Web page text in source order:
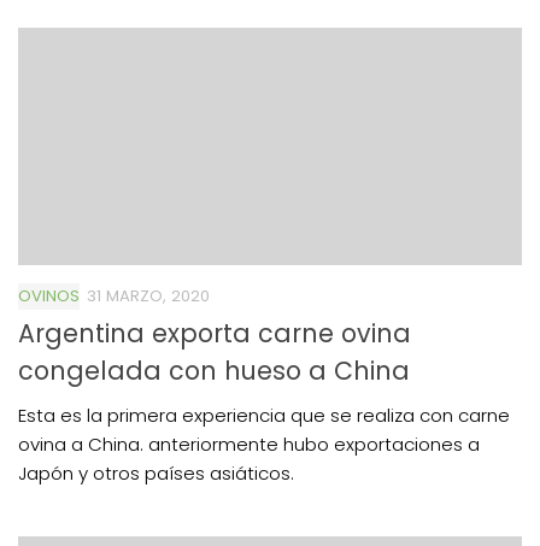
OVINOS 31 MARZO, 2020
Argentina exporta carne ovina
congelada con hueso a China
Esta es la primera experiencia que se realiza con carne
ovina a China. anteriormente hubo exportaciones a
Japón y otros países asiáticos.